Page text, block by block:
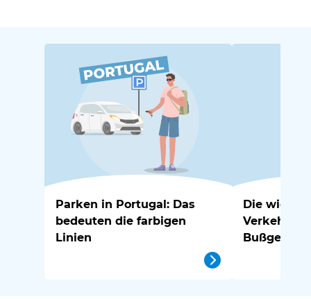
Parken in Portugal: Das
bedeuten die farbigen
Linien
Die
Bußgelder